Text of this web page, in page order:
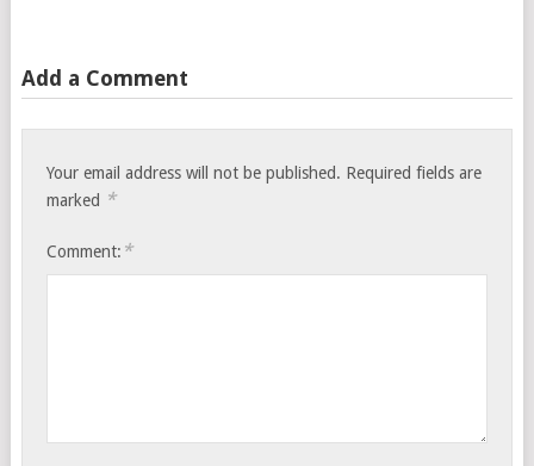
Add a Comment
Your email address will not be published. Required fields are
marked *
Comment: *